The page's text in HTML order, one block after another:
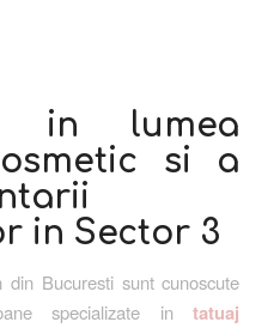
in lumea
si a
in Sector 3
Bucuresti sunt cunoscute
specializate intatuaj